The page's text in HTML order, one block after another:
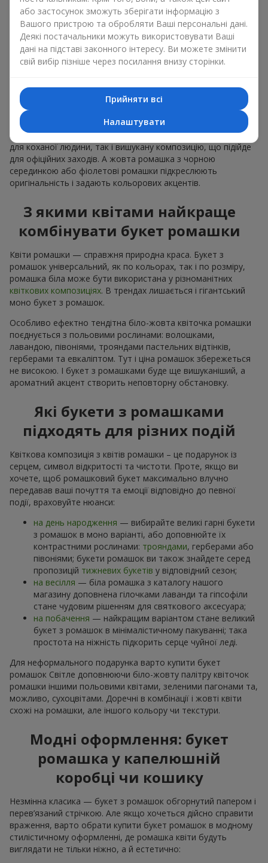
поєднання
В сезон цвітіння — ромашка юа квітка не тільки улюблениця
лугів, а й улюблениця флористів. Гілка ромашки ціна за
штуку на яку дуже доступна влітку, дозволяє створити
мінімалістичну квіткову композицію. Від букета з ромашок
сезон — завжди слушна думка.
Флористика без пафосу — так можна охарактеризувати
букет ромашок. Їх світлі пелюстки ідеально доповнюють
інші рослини і дозволяють створити, як простий подарунок
для коханої людини, так і вишукану композицію, що підійде
для офіційних заходів. А жовта ромашка з чорною
серединкою або фіолетові ромашки підкреслюють
оригінальність і задають кольорових акцентів.
З якими квітами найкраще
комбінувати букет ромашки
Квіти ромашки — справжня природна краса. Букет з
ромашок універсальний, як по кольорах, так і по розміру,
ромашка біла може бути використана у різноманітних
квіткових композиціях. В трендах лишається і гігантський
моно букет з ромашок.
Особливо ефектно тендітна біло-жовта квіточка ромашки
поєднується з польовими рослинами: волошками,
лавандою, півоніями, трояндами пастельних відтінків,
герберами та евкаліптом. Тут і ціна ромашок збережеться
не високою. І букет з ромашками буде ще вишуканіший, а
ароматний акцент створить неповторну обстановку.
Які букети з ромашками
підходять для різних подій
Квіткова композиція з квітів ромашки – це подарунок із
серцем, символ відкритості та чистоти. Проте, якщо ви
хочете, щоб ромашковий букет максимально влучно
передавав ваші почуття та емоції відповідно до певної
події, враховуйте нюанси:
на день народження — вибирайте великі гарні букети
з ромашок в моно варіанті, або доповнюйте їх
контрастними рослинами: трояндами, герберами або
півоніями; букети ромашок ви також знайдете серед
пропозицій тижневих букетів у відповідний сезон;
на весілля — біла ромашка з каталогу нашого
магазину доповнена гілочками лаванди та гіпсофіли
стане чудовим рішенням для святкового аксесуара;
на побачення — найкращим варіантом стане великий
букет з ромашок в мінімалістичному пакуванні; така
простота на ніжність підкорить серце чуйної леді.
Для неформального подарунка варто купити букет
ромашок Світле доповнюючи біло-жовту палітру квіточок
ромашки іншими польовими квітами, зеленими пагонами та,
можливо, сухоцвітами. Доречні в комбінації і жовті квіти
схожі на ромашки, але іншого кольору чи текстури.
Модні оформлення: букет
ромашка у капелюшній
коробці чи кошику
Незмінна класика — букет з ромашок обгорнутий папером і
перев’язаний стрічкою. Але якщо хочеться дійсно справити
враження, варто обрати купити букет ромашок в модному
стилістичному оформленні, де ромашка квіти будуть
виглядати не тільки ніжно, а й естетично:
або застосунок зможуть зберігати інформацію з
Вашого пристрою та обробляти Ваші персональні дані.
Деякі постачальники можуть використовувати Ваші
дані на підставі законного інтересу. Ви можете змінити
свій вибір пізніше через посилання внизу сторінки.
Прийняти всі
Налаштувати